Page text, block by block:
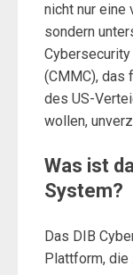
nicht nur eine
sondern
(CMMC), das
des US-
wollen,
Was ist
System?
Das DIB
Plattform, die